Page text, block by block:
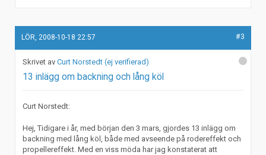
LÖR, 2008-10-18 22:57 #3
Curt Norstedt (ej verifierad)
13 inlägg om backning och lång köl
Curt Norstedt:
Hej, Tidigare i år, med början den 3 mars, gjordes 13 inlägg om
backning med lång köl, både med avseende på rodereffekt och
propellereffekt. Med en viss möda har jag konstaterat att